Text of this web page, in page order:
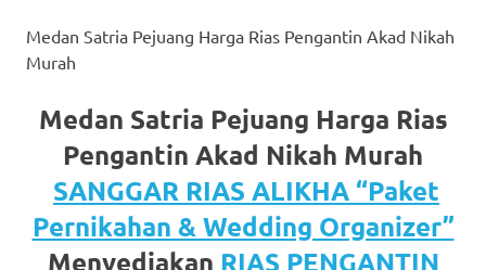
learn
about
https://www.watchesb.com.
go
Medan Satria Pejuang Harga Rias Pengantin Akad Nikah
Murah
Medan Satria Pejuang Harga Rias
Pengantin Akad Nikah Murah
SANGGAR RIAS ALIKHA “Paket
Pernikahan & Wedding Organizer”
Menyediakan RIAS PENGANTIN